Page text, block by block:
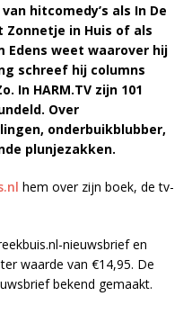
hitcomedy’s als In De
Zonnetje in Huis of als
Edens weet waarover hij
schreef hij columns
In HARM.TV zijn 101
Over
onderbuikblubber,
plunjezakken.
hem over zijn boek, de tv-
nieuwsbrief en
waarde van €14,95. De
bekend gemaakt.